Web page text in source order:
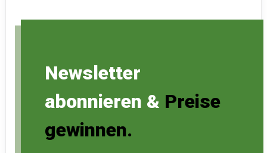
Newsletter
abonnieren & Preise
gewinnen.